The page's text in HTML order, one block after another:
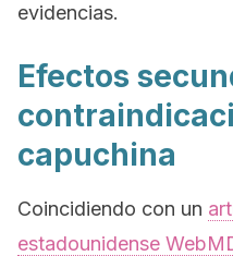
evidencias.
Efectos
capuchina
Coincidiendo con un
estadounidense